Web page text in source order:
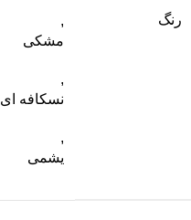
رنگ
,
مشکی
,
نسکافه ای
,
یشمی